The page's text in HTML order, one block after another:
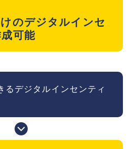
のデジタルインセ
可能
るデジタルインセンティ